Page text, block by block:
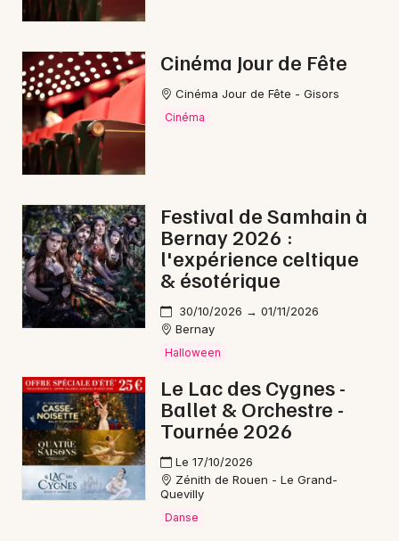
Cinéma Jour de Fête
Cinéma Jour de Fête - Gisors
Cinéma
Festival de Samhain à
Bernay 2026 :
l'expérience celtique
& ésotérique
30/10/2026 → 01/11/2026
Bernay
Halloween
Le Lac des Cygnes -
Ballet & Orchestre -
Tournée 2026
Le 17/10/2026
Zénith de Rouen - Le Grand-
Quevilly
Danse